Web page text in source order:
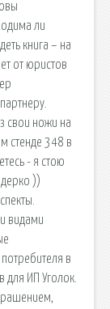
ли
книга – на
от юристов
свои ножи на
стенде 348 в
- я стою
))
видами
в
для ИП Уголок.